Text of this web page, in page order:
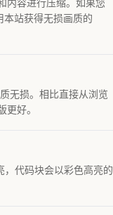
内容进行压缩。如果您
本站获得无损画质的
无损。相比直接从浏览
好。
，代码块会以彩色高亮的